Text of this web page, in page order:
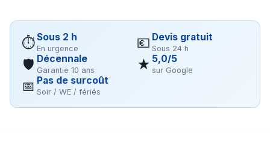
⏱Sous 2 h
En urgence 💶 Devis gratuit
Sous 24 h
🛡 Décennale
Garantie 10 ans ★ 5,0/5
sur Google
📅 Pas de surcoût
Soir / WE / fériés